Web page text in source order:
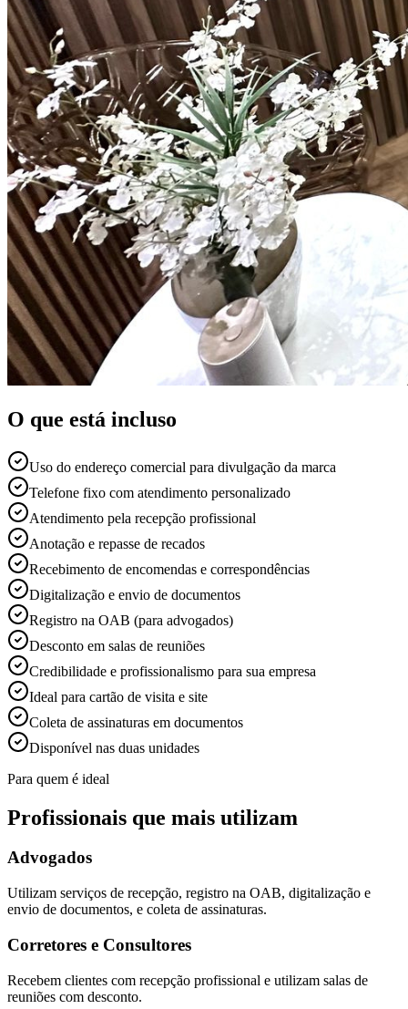
O que está incluso
Uso do endereço comercial para divulgação da marca
Telefone fixo com atendimento personalizado
Atendimento pela recepção profissional
Anotação e repasse de recados
Recebimento de encomendas e correspondências
Digitalização e envio de documentos
Registro na OAB (para advogados)
Desconto em salas de reuniões
Credibilidade e profissionalismo para sua empresa
Ideal para cartão de visita e site
Coleta de assinaturas em documentos
Disponível nas duas unidades
Para quem é ideal
Profissionais que mais utilizam
Advogados
Utilizam serviços de recepção, registro na OAB, digitalização e
envio de documentos, e coleta de assinaturas.
Corretores e Consultores
Recebem clientes com recepção profissional e utilizam salas de
reuniões com desconto.